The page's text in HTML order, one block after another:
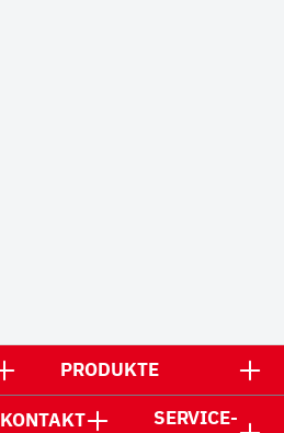
PRODUKTE
KONTAKT SERVICE-